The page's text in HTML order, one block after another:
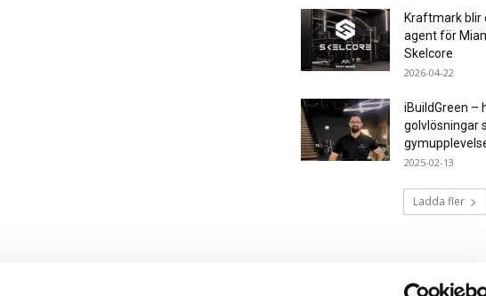
Kraftmark blir
agent för
Skelcore
2026-04-22
iBuildGreen –
golvlösningar
2025-02-13
Ladda fler